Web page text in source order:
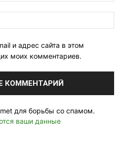
и адрес сайта в этом
моих комментариев.
для борьбы со спамом.
ваши данные